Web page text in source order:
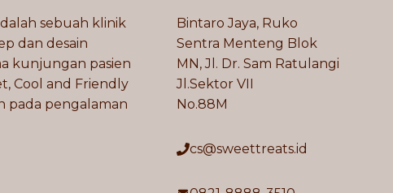
sebuah klinik
dan desain
kunjungan pasien
Cool and Friendly
pada pengalaman
Bintaro Jaya, Ruko
Sentra Menteng Blok
MN, Jl. Dr. Sam Ratulangi
Jl.Sektor VII
No.88M
cs@sweettreats.id